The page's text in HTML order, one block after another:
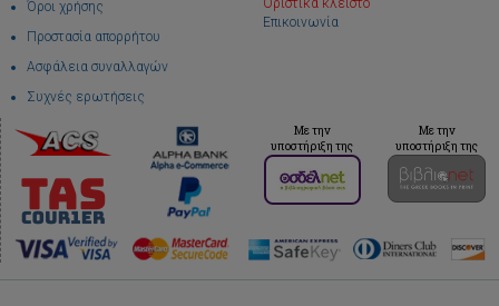
Όροι χρήσης
Προστασία απορρήτου
Ασφάλεια συναλλαγών
Συχνές ερωτήσεις
Οριστικά κλειστό
Επικοινωνία
Με την
υποστήριξη της
Με την
υποστήριξη της